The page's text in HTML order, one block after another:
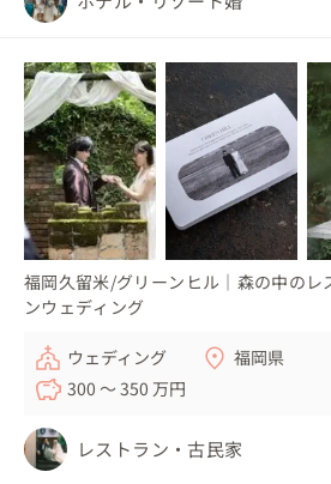
福岡久留米/グリーンヒル｜森の中のレ
ンウェディング
ウェディング
福岡県
300 〜 350 万円
レストラン・古民家